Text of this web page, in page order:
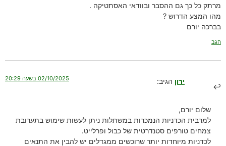
מרתק כל כך גם ההסבר ובוודאי האסתטיקה .
מהו המצע הדרוש ?
בברכה יורם
הגב
ירון הגיב: 02/10/2025 בשעה 20:29
שלום יורם,
למרבית הכדניות הנמכרות במשתלות ניתן לעשות שימוש בתערובת
צמחים טורפים סטנדרטית של כבול ופרלייט.
לכדניות מיוחדות יותר שרוכשים ממגדלים יש להבין את התנאים